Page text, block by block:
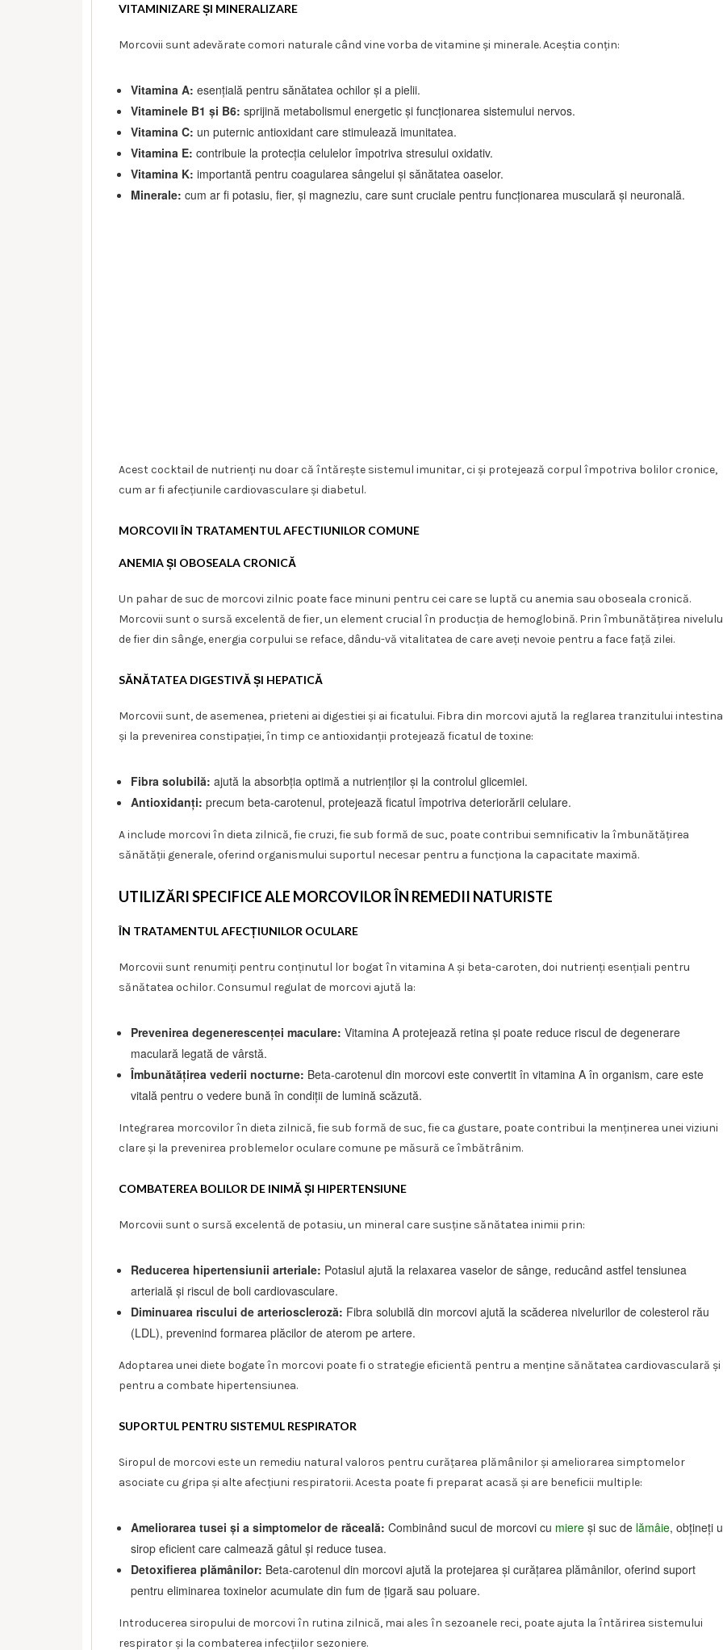
VITAMINIZARE ȘI MINERALIZARE
Morcovii sunt adevărate comori naturale când vine vorba de vitamine și minerale. Aceștia conțin:
Vitamina A: esențială pentru sănătatea ochilor și a pielii.
Vitaminele B1 și B6: sprijină metabolismul energetic și funcționarea sistemului nervos.
Vitamina C: un puternic antioxidant care stimulează imunitatea.
Vitamina E: contribuie la protecția celulelor împotriva stresului oxidativ.
Vitamina K: importantă pentru coagularea sângelui și sănătatea oaselor.
Minerale: cum ar fi potasiu, fier, și magneziu, care sunt cruciale pentru funcționarea musculară și neuronală.
Acest cocktail de nutrienți nu doar că întărește sistemul imunitar, ci și protejează corpul împotriva bolilor cronice,
cum ar fi afecțiunile cardiovasculare și diabetul.
MORCOVII ÎN TRATAMENTUL AFECTIUNILOR COMUNE
ANEMIA ȘI OBOSEALA CRONICĂ
Un pahar de suc de morcovi zilnic poate face minuni pentru cei care se luptă cu anemia sau oboseala cronică.
Morcovii sunt o sursă excelentă de fier, un element crucial în producția de hemoglobină. Prin îmbunătățirea
de fier din sânge, energia corpului se reface, dându-vă vitalitatea de care aveți nevoie pentru a face față zilei.
SĂNĂTATEA DIGESTIVĂ ȘI HEPATICĂ
Morcovii sunt, de asemenea, prieteni ai digestiei și ai ficatului. Fibra din morcovi ajută la reglarea tranzitului
și la prevenirea constipației, în timp ce antioxidanții protejează ficatul de toxine:
Fibra solubilă: ajută la absorbția optimă a nutrienților și la controlul glicemiei.
Antioxidanți: precum beta-carotenul, protejează ficatul împotriva deteriorării celulare.
A include morcovi în dieta zilnică, fie cruzi, fie sub formă de suc, poate contribui semnificativ la îmbunătățirea
sănătății generale, oferind organismului suportul necesar pentru a funcționa la capacitate maximă.
UTILIZĂRI SPECIFICE ALE MORCOVILOR ÎN REMEDII NATURISTE
ÎN TRATAMENTUL AFECȚIUNILOR OCULARE
Morcovii sunt renumiți pentru conținutul lor bogat în vitamina A și beta-caroten, doi nutrienți esențiali pentru
sănătatea ochilor. Consumul regulat de morcovi ajută la:
Prevenirea degenerescenței maculare: Vitamina A protejează retina și poate reduce riscul de degenerare
maculară legată de vârstă.
Îmbunătățirea vederii nocturne: Beta-carotenul din morcovi este convertit în vitamina A în organism, care este
vitală pentru o vedere bună în condiții de lumină scăzută.
Integrarea morcovilor în dieta zilnică, fie sub formă de suc, fie ca gustare, poate contribui la menținerea unei viziuni
clare și la prevenirea problemelor oculare comune pe măsură ce îmbătrânim.
COMBATEREA BOLILOR DE INIMĂ ȘI HIPERTENSIUNE
Morcovii sunt o sursă excelentă de potasiu, un mineral care susține sănătatea inimii prin:
Reducerea hipertensiunii arteriale: Potasiul ajută la relaxarea vaselor de sânge, reducând astfel tensiunea
arterială și riscul de boli cardiovasculare.
Diminuarea riscului de arterioscleroză: Fibra solubilă din morcovi ajută la scăderea nivelurilor de colesterol rău
(LDL), prevenind formarea plăcilor de aterom pe artere.
Adoptarea unei diete bogate în morcovi poate fi o strategie eficientă pentru a menține sănătatea cardiovasculară și
pentru a combate hipertensiunea.
SUPORTUL PENTRU SISTEMUL RESPIRATOR
Siropul de morcovi este un remediu natural valoros pentru curățarea plămânilor și ameliorarea simptomelor
asociate cu gripa și alte afecțiuni respiratorii. Acesta poate fi preparat acasă și are beneficii multiple:
Ameliorarea tusei și a simptomelor de răceală: Combinând sucul de morcovi cu miere și suc de lămâie, obțineți
sirop eficient care calmează gâtul și reduce tusea.
Detoxifierea plămânilor: Beta-carotenul din morcovi ajută la protejarea și curățarea plămânilor, oferind suport
pentru eliminarea toxinelor acumulate din fum de țigară sau poluare.
Introducerea siropului de morcovi în rutina zilnică, mai ales în sezoanele reci, poate ajuta la întărirea sistemului
respirator și la combaterea infecțiilor sezoniere.